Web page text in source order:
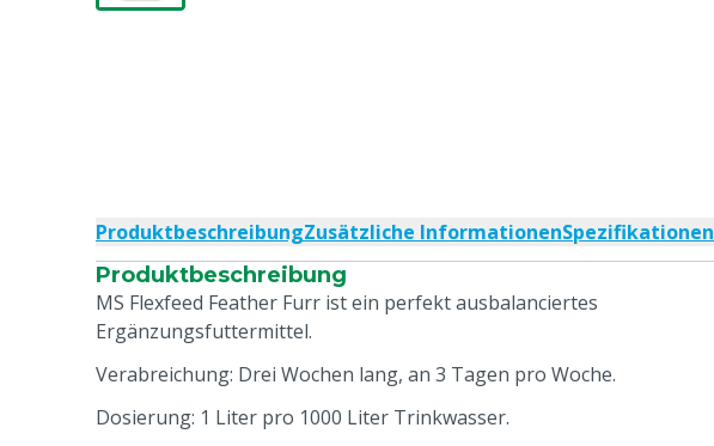
ProduktbeschreibungZusätzliche InformationenSpezifikationen
Produktbeschreibung
MS Flexfeed Feather Furr ist ein perfekt ausbalanciertes
Ergänzungsfuttermittel.
Verabreichung: Drei Wochen lang, an 3 Tagen pro Woche.
Dosierung: 1 Liter pro 1000 Liter Trinkwasser.